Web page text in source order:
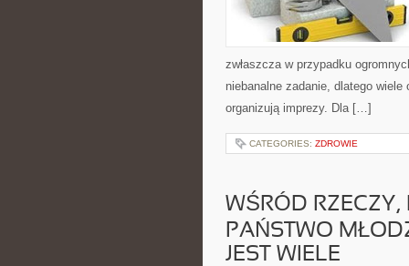
zwłaszcza w przypadku
niebanalne zadanie, dlatego
organizują imprezy. Dla […]
CATEGORIES: ZDROWIE
WŚRÓD
PAŃSTWO
JEST WIELE